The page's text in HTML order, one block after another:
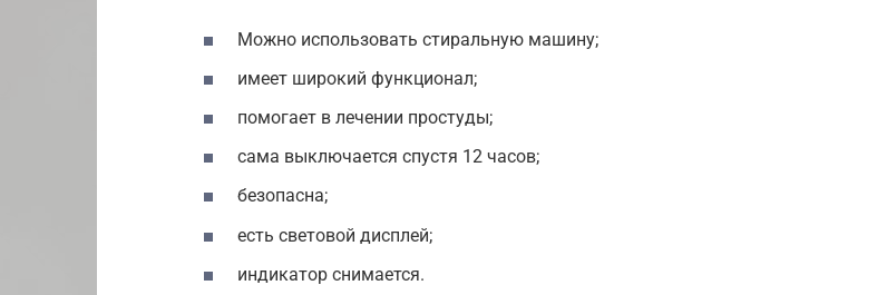
Можно использовать стиральную машину;
имеет широкий функционал;
помогает в лечении простуды;
сама выключается спустя 12 часов;
безопасна;
есть световой дисплей;
индикатор снимается.